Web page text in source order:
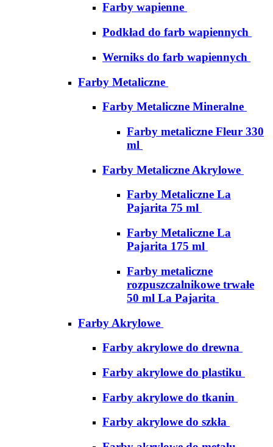
Farby wapienne
Podkład do farb wapiennych
Werniks do farb wapiennych
Farby Metaliczne
Farby Metaliczne Mineralne
Farby metaliczne Fleur 330
ml
Farby Metaliczne Akrylowe
Farby Metaliczne La
Pajarita 75 ml
Farby Metaliczne La
Pajarita 175 ml
Farby metaliczne
rozpuszczalnikowe trwałe
50 ml La Pajarita
Farby Akrylowe
Farby akrylowe do drewna
Farby akrylowe do plastiku
Farby akrylowe do tkanin
Farby akrylowe do szkła